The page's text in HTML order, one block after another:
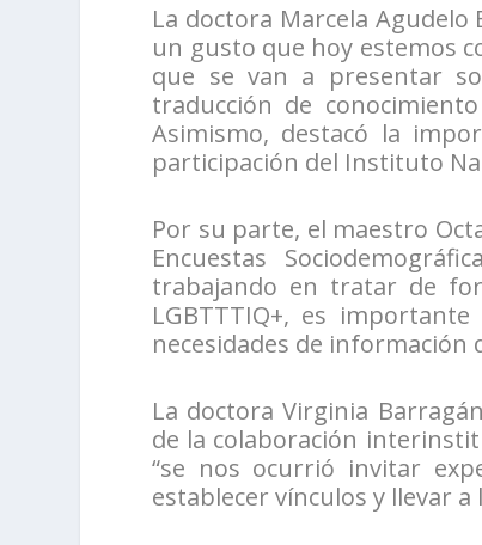
La doctora Marcela Agudelo
un gusto que hoy estemos
que se van a presentar
traducción de
Asimismo, destacó la
participación del Instituto
Por su parte, el maestro
Encuestas
trabajando en tratar de
LGBTTTIQ+, es
necesidades de información
La doctora Virginia
de la colaboración
“se nos ocurrió invitar
establecer vínculos y llevar